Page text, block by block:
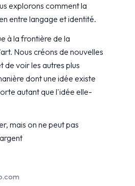
explorons comment la
entre langage et identité.
à la frontière de la
Nous créons de nouvelles
de voir les autres plus
dont une idée existe
autant que l'idée elle-
mais on ne peut pas